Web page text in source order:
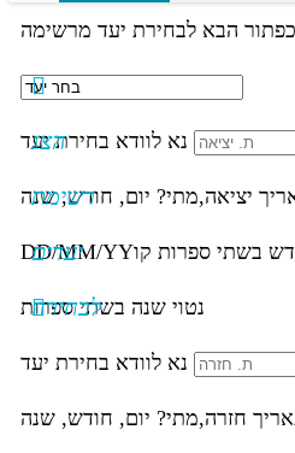
הבא לבחירת יעד מרשימה
הצג
רשימת
יעדים
לבחירה
נא לוודא בחירת יעד
יציאה,מתי? יום, חודש, שנה
DD/MM/YYבשתי ספרות קו
נטוי שנה בשתי ספרות
נא לוודא בחירת יעד
חזרה,מתי? יום, חודש, שנה